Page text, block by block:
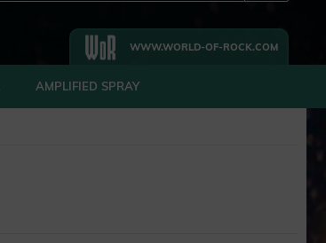
WWW.WORLD-OF-ROCK.COM
AMPLIFIED SPRAY